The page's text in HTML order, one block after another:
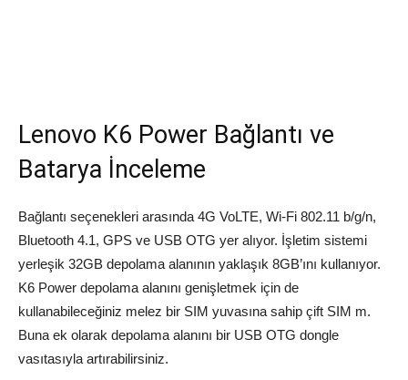
Lenovo K6 Power Bağlantı ve
Batarya İnceleme
Bağlantı seçenekleri arasında 4G VoLTE, Wi-Fi 802.11 b/g/n,
Bluetooth 4.1, GPS ve USB OTG yer alıyor. İşletim sistemi
yerleşik 32GB depolama alanının yaklaşık 8GB’ını kullanıyor.
K6 Power depolama alanını genişletmek için de
kullanabileceğiniz melez bir SIM yuvasına sahip çift SIM m.
Buna ek olarak depolama alanını bir USB OTG dongle
vasıtasıyla artırabilirsiniz.